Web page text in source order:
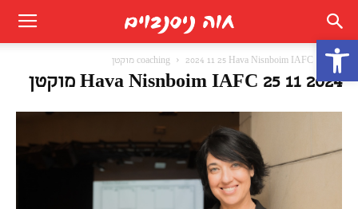
פתח סרגל נגישות
coaching 2024 11 25 Hava Nisnboim IAFC מוקטן
2024 11 25 Hava Nisnboim IAFC מוקטן